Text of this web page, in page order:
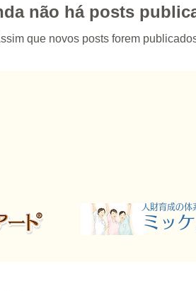
não há posts
que novos posts forem
ミッ
人財育成の体